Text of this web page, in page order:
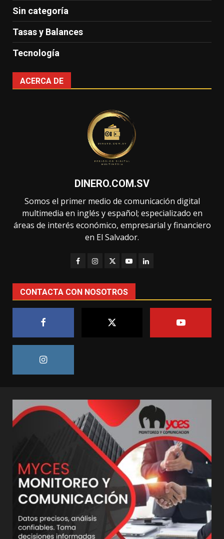
Sin categoría
Tasas y Balances
Tecnología
ACERCA DE
DINERO.COM.SV
Somos el primer medio de comunicación digital
multimedia en inglés y español; especializado en
áreas de interés económico, empresarial y financiero
en El Salvador.
CONTACTA CON NOSOTROS